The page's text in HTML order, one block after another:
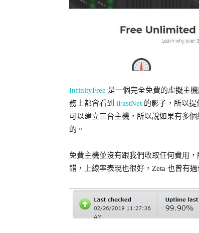
InfinityFree 是一個完全免費的虛擬主
務上都會看到 iFastNet 的影子，所以提
可以建立三台主機，所以說如果有多
的。
免費主機並沒有跟我們收取任何費用
錯，上線率表現也很好，Zeta 也曾有